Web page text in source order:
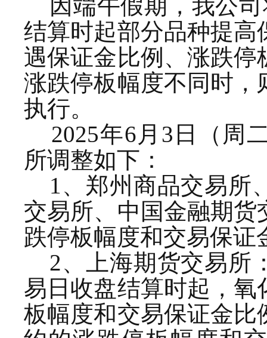
因端午假期，我公司
结算时起部分品种提高
遇保证金比例、涨跌
涨跌停板幅度不同时
执行。
2025年6月3日（周
所调整如下：
1、郑州商品交易所
交易所、中国金融期
跌停板幅度和交易保证
2、上海期货交易所
易日收盘结算时起，
板幅度和交易保证金